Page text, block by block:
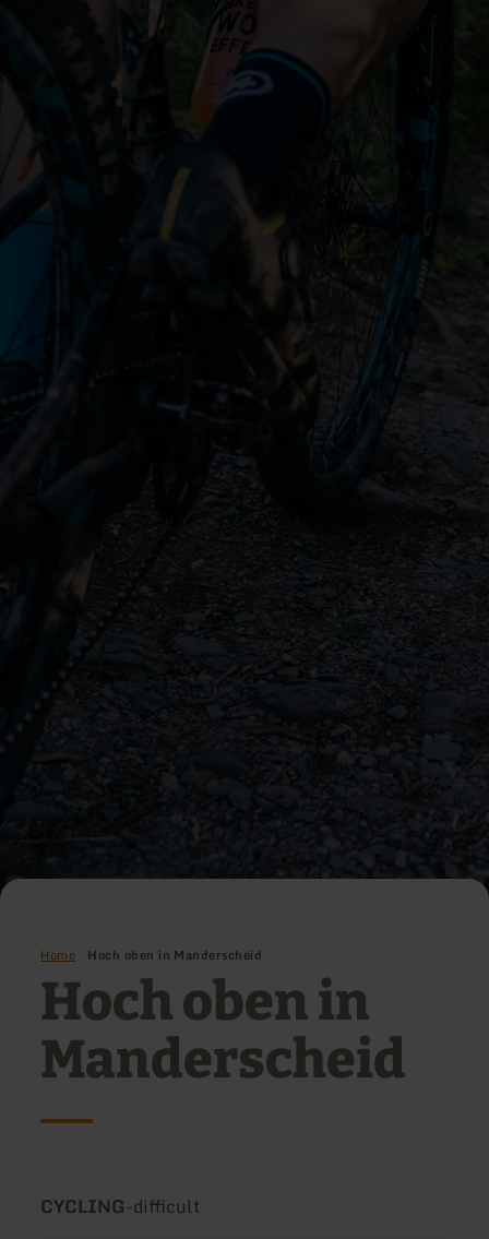
Home Hoch oben in Manderscheid
Hoch oben in
Manderscheid
Type
CYCLING-Difficulty:
difficult